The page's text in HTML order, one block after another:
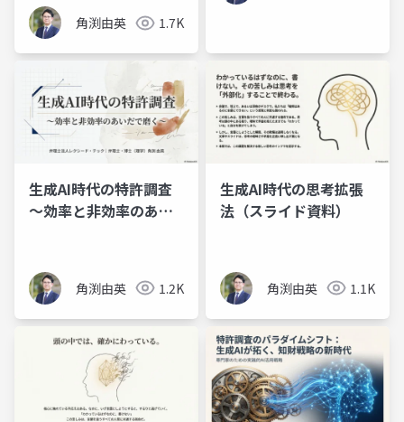
角渕由英 1.7K
生成AI時代の特許調査
～効率と非効率のあい
角渕由英 1.2K
生成AI時代の思考拡張
法（スライド資料）
角渕由英 1.1K